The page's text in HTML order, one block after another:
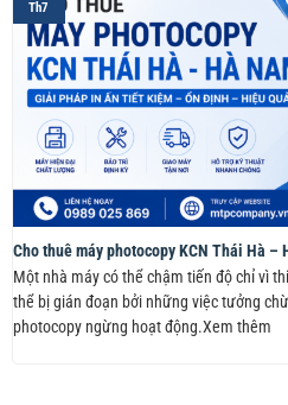
Cho thuê máy photocopy KCN Thái Hà –
Một nhà máy có thể chậm tiến độ chỉ vì
thể bị gián đoạn bởi những việc tưởng
photocopy ngừng hoạt động.Xem thêm
Th7